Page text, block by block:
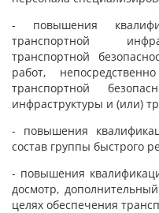
- повышения
транспортной
транспортной
работ,
транспортной
инфраструктуры и (или)
- повышения
состав группы быстрого
- повышения
досмотр,
целях обеспечения